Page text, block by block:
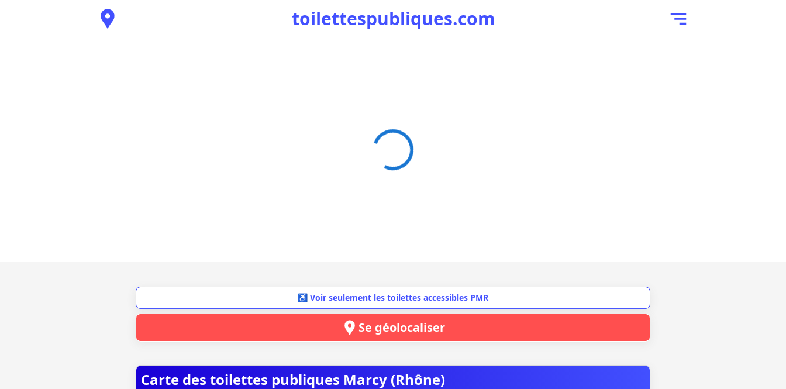
toilettespubliques.com
♿ Voir seulement les toilettes accessibles PMR
Se géolocaliser
Carte des toilettes publiques Marcy (Rhône)